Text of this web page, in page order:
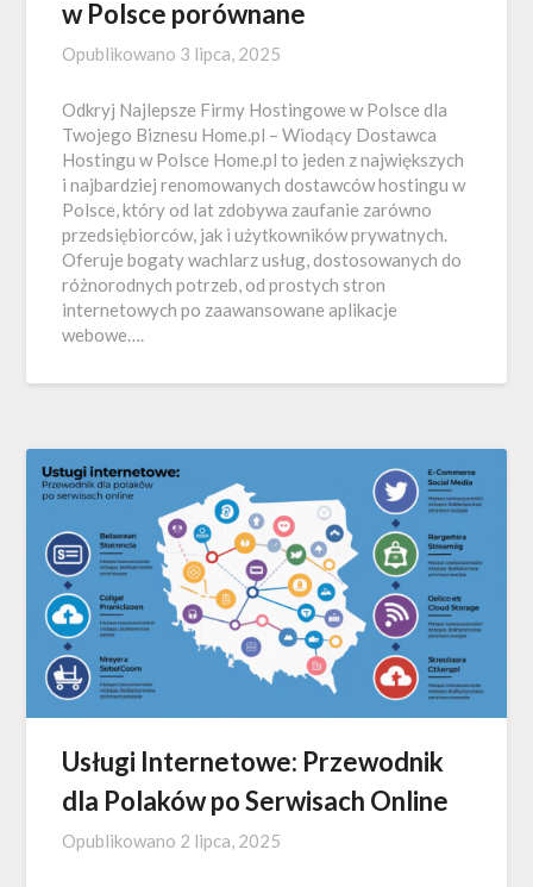
w Polsce porównane
Opublikowano 3 lipca, 2025
Odkryj Najlepsze Firmy Hostingowe w Polsce dla
Twojego Biznesu Home.pl – Wiodący Dostawca
Hostingu w Polsce Home.pl to jeden z największych
i najbardziej renomowanych dostawców hostingu w
Polsce, który od lat zdobywa zaufanie zarówno
przedsiębiorców, jak i użytkowników prywatnych.
Oferuje bogaty wachlarz usług, dostosowanych do
różnorodnych potrzeb, od prostych stron
internetowych po zaawansowane aplikacje
webowe….
Usługi Internetowe: Przewodnik
dla Polaków po Serwisach Online
Opublikowano 2 lipca, 2025